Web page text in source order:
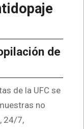
de
de la UFC se
no
24/7,